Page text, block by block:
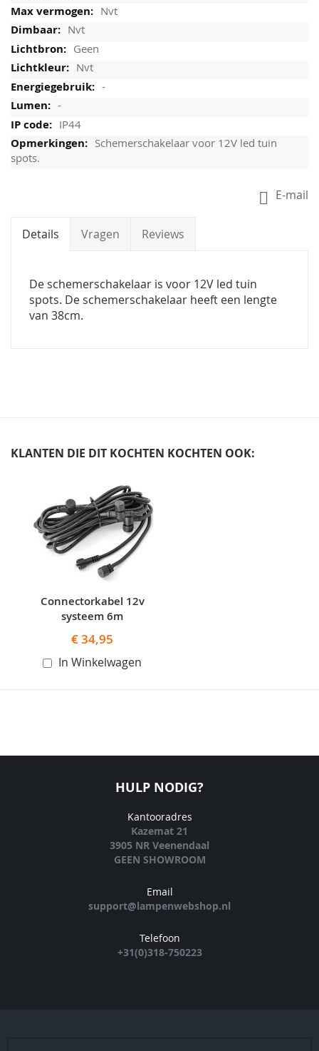
Nvt
Nvt
Geen
Nvt
-
-
IP44
Schemerschakelaar voor 12V led tuin
spots.
E-mail
Details Vragen Reviews
De schemerschakelaar is voor 12V led tuin
spots. De schemerschakelaar heeft een lengte
van 38cm.
KLANTEN DIE DIT KOCHTEN KOCHTEN OOK:
Connectorkabel 12v
systeem 6m
€ 34,95
In Winkelwagen
HULP NODIG?
Kantooradres
Kazemat 21
3905 NR Veenendaal
GEEN SHOWROOM
Email
support@lampenwebshop.nl
Telefoon
+31(0)318-750223